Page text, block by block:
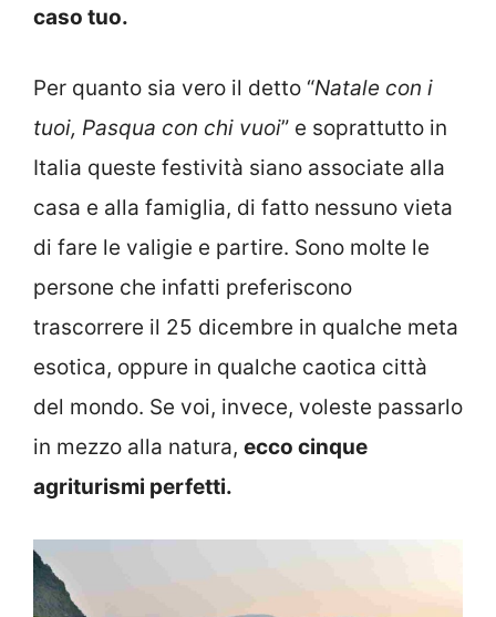
caso tuo.
Per quanto sia vero il detto “Natale con i
tuoi, Pasqua con chi vuoi” e soprattutto in
Italia queste festività siano associate alla
casa e alla famiglia, di fatto nessuno vieta
di fare le valigie e partire. Sono molte le
persone che infatti preferiscono
trascorrere il 25 dicembre in qualche meta
esotica, oppure in qualche caotica città
del mondo. Se voi, invece, voleste passarlo
in mezzo alla natura, ecco cinque
agriturismi perfetti.